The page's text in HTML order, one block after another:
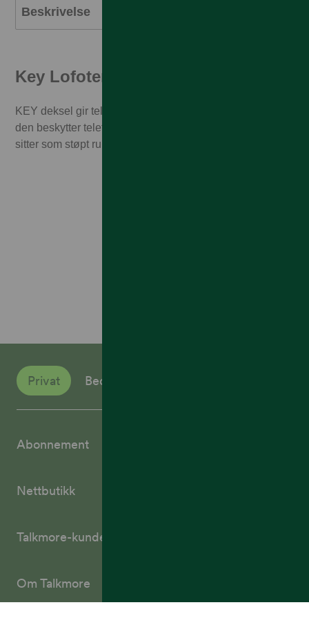
Beskrivelse
Key Lofoten Soft Case
KEY deksel gir telefonen en ren utseende samtidig som
den beskytter telefonen din. Dette tynne silikondekselet
sitter som støpt rundt knappene.
Privat Bedrift
Abonnement
Nettbutikk
Talkmore-kunder
Om Talkmore